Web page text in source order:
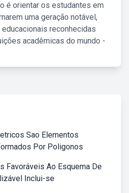
é orientar os estudantes em
uma geração notável,
reconhecidas
acadêmicas do mundo -
Sao Elementos
Por Poligonos
Favoráveis Ao Esquema De
Inclui-se